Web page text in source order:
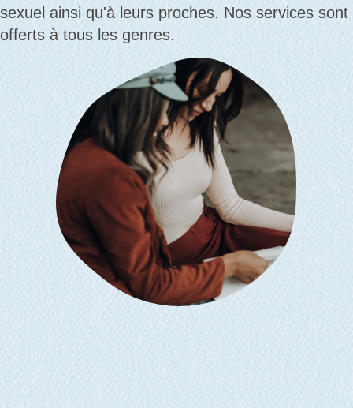
sexuel ainsi qu'à leurs proches. Nos services sont
offerts à tous les genres.